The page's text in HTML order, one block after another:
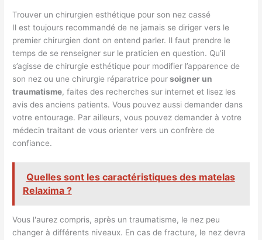
Trouver un chirurgien esthétique pour son nez cassé
Il est toujours recommandé de ne jamais se diriger vers le
premier chirurgien dont on entend parler. Il faut prendre le
temps de se renseigner sur le praticien en question. Qu’il
s’agisse de chirurgie esthétique pour modifier l’apparence de
son nez ou une chirurgie réparatrice poursoigner un
traumatisme, faites des recherches sur internet et lisez les
avis des anciens patients. Vous pouvez aussi demander dans
votre entourage. Par ailleurs, vous pouvez demander à votre
médecin traitant de vous orienter vers un confrère de
confiance.
Quelles sont les caractéristiques des matelas
Relaxima ?
Vous l'aurez compris, après un traumatisme, le nez peu
changer à différents niveaux. En cas de fracture, le nez devra